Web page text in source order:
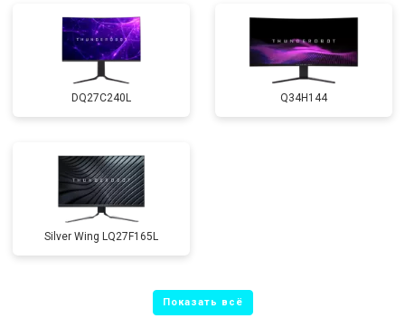
DQ27C240L Q34H144
Silver Wing LQ27F165L